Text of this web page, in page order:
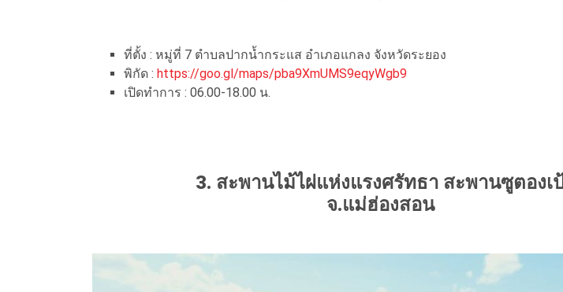
ที่ตั้ง : หมู่ที่ 7 ตำบลปากน้ำกระแส อำเภอแกลง จังหวัดระยอง
พิกัด : https://goo.gl/maps/pba9XmUMS9eqyWgb9
เปิดทำการ : 06.00-18.00 น.
3. สะพานไม้ไผ่แห่งแรงศรัทธา สะพานซูตองเป้
จ.แม่ฮ่องสอน